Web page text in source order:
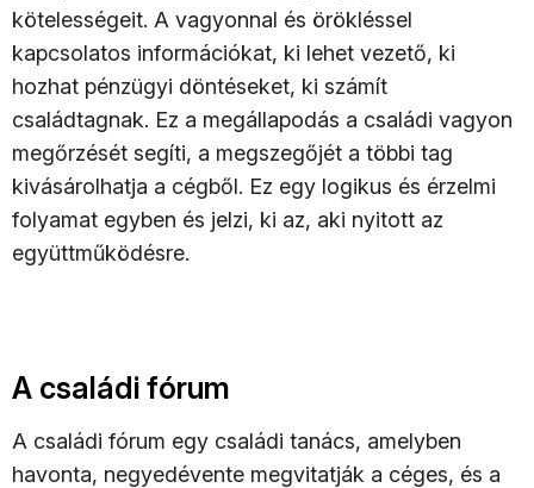
kötelességeit. A vagyonnal és örökléssel
kapcsolatos információkat, ki lehet vezető, ki
hozhat pénzügyi döntéseket, ki számít
családtagnak. Ez a megállapodás a családi vagyon
megőrzését segíti, a megszegőjét a többi tag
kivásárolhatja a cégből. Ez egy logikus és érzelmi
folyamat egyben és jelzi, ki az, aki nyitott az
együttműködésre.
A családi fórum
A családi fórum egy családi tanács, amelyben
havonta, negyedévente megvitatják a céges, és a